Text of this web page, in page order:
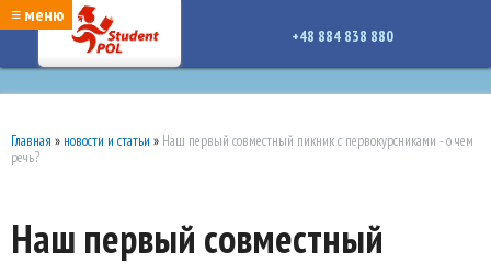
google-site-verification: google7a917c261df1566b.htmlgoogle-site-verification:
google7a917c261df1566b.html
≡ меню
+48 884 838 880
Главная » новости и статьи » Наш первый совместный пикник с первокурсниками - о чем
речь?
Наш первый совместный